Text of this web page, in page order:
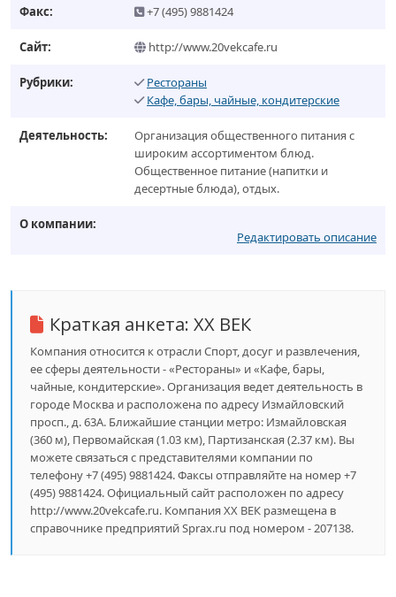
Факс: +7 (495) 9881424
Сайт: http://www.20vekcafe.ru
Рубрики:
Рестораны
Кафе, бары, чайные, кондитерские
Деятельность:
Организация общественного питания с
широким ассортиментом блюд.
Общественное питание (напитки и
десертные блюда), отдых.
О компании:
Редактировать описание
Краткая анкета: XX ВЕК
Компания относится к отрасли Спорт, досуг и развлечения,
ее сферы деятельности - «Рестораны» и «Кафе, бары,
чайные, кондитерские». Организация ведет деятельность в
городе Москва и расположена по адресу Измайловский
просп., д. 63А. Ближайшие станции метро: Измайловская
(360 м), Первомайская (1.03 км), Партизанская (2.37 км). Вы
можете связаться с представителями компании по
телефону +7 (495) 9881424. Факсы отправляйте на номер +7
(495) 9881424. Официальный сайт расположен по адресу
http://www.20vekcafe.ru. Компания XX ВЕК размещена в
справочнике предприятий Sprax.ru под номером - 207138.